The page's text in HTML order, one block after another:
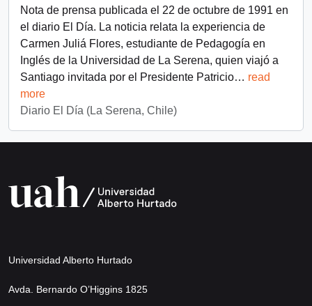
Nota de prensa publicada el 22 de octubre de 1991 en
el diario El Día. La noticia relata la experiencia de
Carmen Juliá Flores, estudiante de Pedagogía en
Inglés de la Universidad de La Serena, quien viajó a
Santiago invitada por el Presidente Patricio… read
more
Diario El Día (La Serena, Chile)
Universidad Alberto Hurtado
Avda. Bernardo O’Higgins 1825